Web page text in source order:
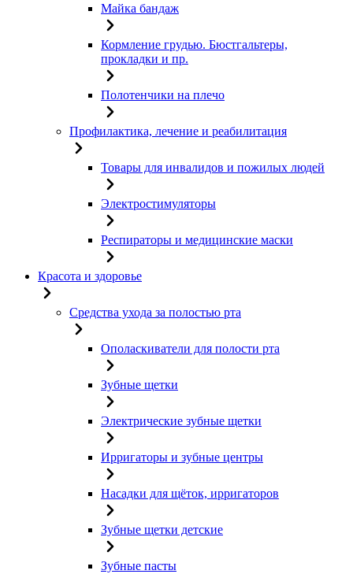
Майка бандаж
Кормление грудью. Бюстгальтеры,
прокладки и пр.
Полотенчики на плечо
Профилактика, лечение и реабилитация
Товары для инвалидов и пожилых людей
Электростимуляторы
Респираторы и медицинские маски
Красота и здоровье
Средства ухода за полостью рта
Ополаскиватели для полости рта
Зубные щетки
Электрические зубные щетки
Ирригаторы и зубные центры
Насадки для щёток, ирригаторов
Зубные щетки детские
Зубные пасты